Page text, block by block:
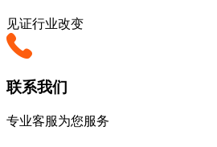
见证行业改变
联系我们
专业客服为您服务